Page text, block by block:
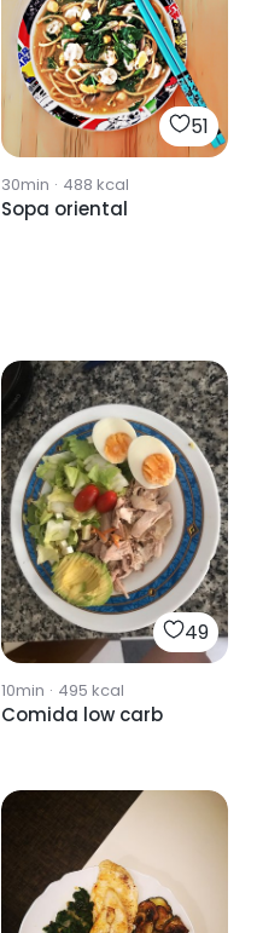
51
30min · 488 kcal
Sopa oriental
49
10min · 495 kcal
Comida low carb